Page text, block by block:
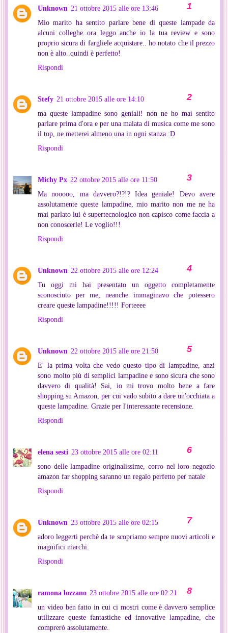
Unknown 21 ottobre 2015 alle ore 13:46
Mio marito ha sentito parlare bene di queste lampade da
alcuni colleghe..ora leggo anche io la tua review e sono
proprio sicura di fargliele acquistare.. ho notato che il prezzo
non è alto..quindi è perfetto!
Rispondi
Stefy 21 ottobre 2015 alle ore 14:10
ma queste lampadine sono geniali! non ne ho mai sentito
parlare prima d'ora e per una malata di musica come me sono
il top, ne metterei almeno una in ogni stanza :D
Rispondi
Michy Px 22 ottobre 2015 alle ore 11:50
Ma nooooo, ma davvero?!?!? Idea geniale! Devo avere
assolutamente queste lampadine, mio marito non me ne ha
mai parlato lui è supertecnologico non capisco come faccia a
non conoscerle! Le voglio!!!
Rispondi
Unknown 22 ottobre 2015 alle ore 12:24
Tu oggi mi hai presentato un oggetto completamente
sconosciuto per me, neanche immaginavo che potessero
creare queste lampadine!!!!! Forteeee
Rispondi
Unknown 22 ottobre 2015 alle ore 21:50
E' la prima volta che vedo questo tipo di lampadine, anzi
sono molto più di semplici lampadine e sono sicura che sono
davvero di qualità! Sai, io mi trovo molto bene a fare
shopping su Amazon, per cui vado subito a dare un'occhiata a
queste lampadine. Grazie per l'interessante recensione.
Rispondi
elena sesti 23 ottobre 2015 alle ore 02:11
sono delle lampadine originalissime, corro nel loro negozio
amazon far shopping saranno un regalo perfetto per natale
Rispondi
Unknown 23 ottobre 2015 alle ore 02:15
adoro leggerti perchè da te scopriamo sempre nuovi articoli e
magnifici marchi.
Rispondi
ramona lozzano 23 ottobre 2015 alle ore 02:21
un video ben fatto in cui ci mostri come è davvero semplice
utilizzare queste fantastiche ed innovative lampadine, che
comprerò assolutamente.